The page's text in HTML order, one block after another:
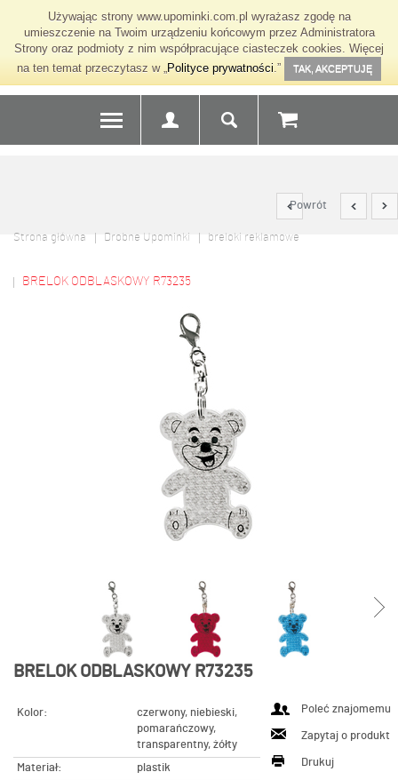
Używając strony www.upominki.com.pl wyrażasz zgodę na
umieszczenie na Twoim urządzeniu końcowym przez Administratora
Strony oraz podmioty z nim współpracujące ciasteczek cookies. Więcej
na ten temat przeczytasz w „Polityce prywatności.” TAK, AKCEPTUJĘ
Powrót
Strona główna Drobne Upominki breloki reklamowe
BRELOK ODBLASKOWY R73235
BRELOK ODBLASKOWY R73235
Kolor:
czerwony, niebieski,
pomarańczowy,
transparentny, żółty
Materiał:
plastik
Poleć znajomemu
Zapytaj o produkt
Drukuj